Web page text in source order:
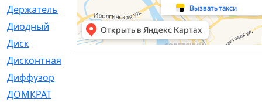
Держатель
Диодный
[3]
Диск
[418]
Дисконтная
Диффузор
ДОМКРАТ